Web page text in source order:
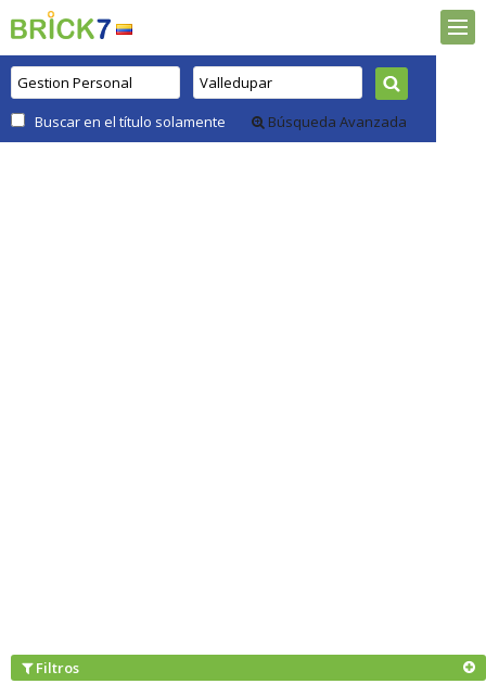
Buscar en el título solamente Búsqueda Avanzada
Filtros